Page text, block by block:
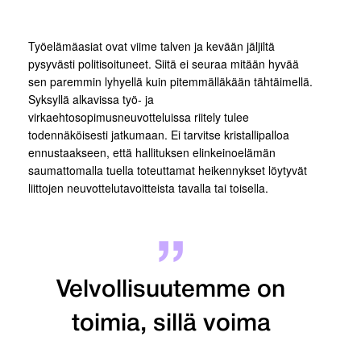
Työelämäasiat ovat viime talven ja kevään jäljiltä
pysyvästi politisoituneet. Siitä ei seuraa mitään hyvää
sen paremmin lyhyellä kuin pitemmälläkään tähtäimellä.
Syksyllä alkavissa työ- ja
virkaehtosopimusneuvotteluissa riitely tulee
todennäköisesti jatkumaan. Ei tarvitse kristallipalloa
ennustaakseen, että hallituksen elinkeinoelämän
saumattomalla tuella toteuttamat heikennykset löytyvät
liittojen neuvottelutavoitteista tavalla tai toisella.
Velvollisuutemme on
toimia, sillä voima